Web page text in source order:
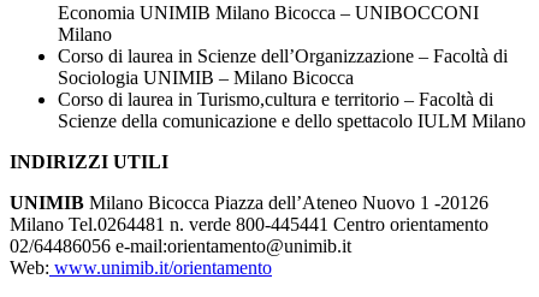
Economia UNIMIB Milano Bicocca – UNIBOCCONI
Milano
Corso di laurea in Scienze dell’Organizzazione – Facoltà di
Sociologia UNIMIB – Milano Bicocca
Corso di laurea in Turismo,cultura e territorio – Facoltà di
Scienze della comunicazione e dello spettacolo IULM Milano
INDIRIZZI UTILI
UNIMIB Milano Bicocca Piazza dell’Ateneo Nuovo 1 -20126
Milano Tel.0264481 n. verde 800-445441 Centro orientamento
02/64486056 e-mail:orientamento@unimib.it
Web: www.unimib.it/orientamento